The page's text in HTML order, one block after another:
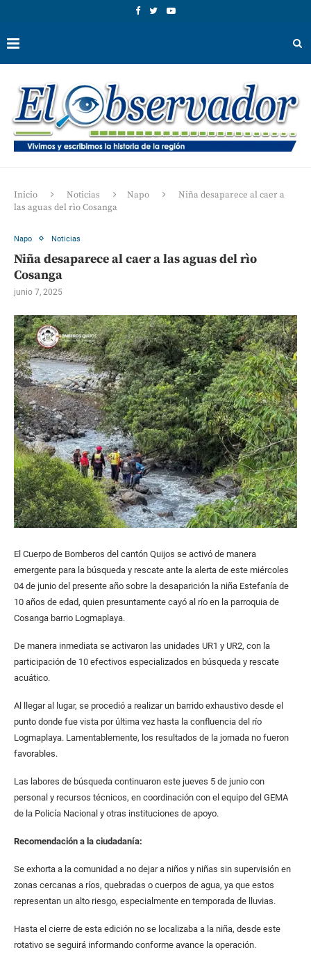
Inicio Noticias Napo
Niña desaparece al caer a
las aguas del rìo Cosanga
Napo Noticias
Niña desaparece al caer a las aguas del rìo
Cosanga
junio 7, 2025
El Cuerpo de Bomberos del cantón Quijos se activó de manera
emergente para la búsqueda y rescate ante la alerta de este miércoles
04 de junio del presente año sobre la desaparición la niña Estefanía de
10 años de edad, quien presuntamente cayó al río en la parroquia de
Cosanga barrio Logmaplaya.
De manera inmediata se activaron las unidades UR1 y UR2, con la
participación de 10 efectivos especializados en búsqueda y rescate
acuático.
Al llegar al lugar, se procedió a realizar un barrido exhaustivo desde el
punto donde fue vista por última vez hasta la confluencia del río
Logmaplaya. Lamentablemente, los resultados de la jornada no fueron
favorables.
Las labores de búsqueda continuaron este jueves 5 de junio con
personal y recursos técnicos, en coordinación con el equipo del GEMA
de la Policía Nacional y otras instituciones de apoyo.
Recomendación a la ciudadanía:
Se exhorta a la comunidad a no dejar a niños y niñas sin supervisión en
zonas cercanas a ríos, quebradas o cuerpos de agua, ya que estos
representan un alto riesgo, especialmente en temporada de lluvias.
Hasta el cierre de esta edición no se localizaba a la niña, desde este
rotativo se seguirá informando conforme avance la operación.